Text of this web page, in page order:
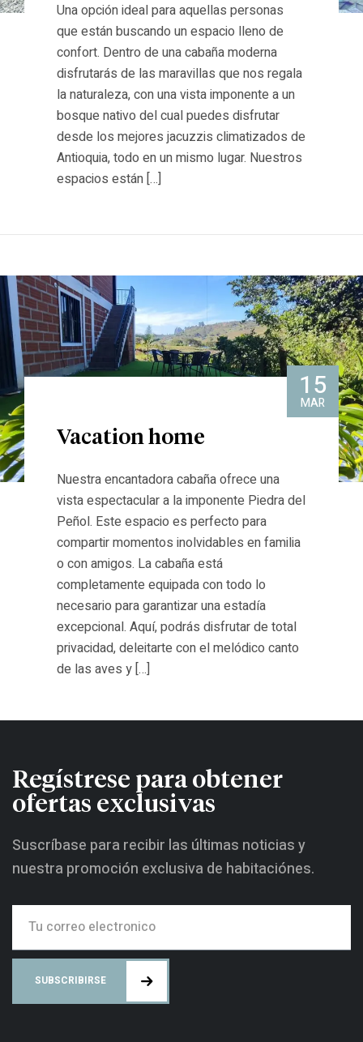
Una opción ideal para aquellas personas
que están buscando un espacio lleno de
confort. Dentro de una cabaña moderna
disfrutarás de las maravillas que nos regala
la naturaleza, con una vista imponente a un
bosque nativo del cual puedes disfrutar
desde los mejores jacuzzis climatizados de
Antioquia, todo en un mismo lugar. Nuestros
espacios están […]
15
MAR
Vacation home
Nuestra encantadora cabaña ofrece una
vista espectacular a la imponente Piedra del
Peñol. Este espacio es perfecto para
compartir momentos inolvidables en familia
o con amigos. La cabaña está
completamente equipada con todo lo
necesario para garantizar una estadía
excepcional. Aquí, podrás disfrutar de total
privacidad, deleitarte con el melódico canto
de las aves y […]
Regístrese para obtener
ofertas exclusivas
Suscríbase para recibir las últimas noticias y
nuestra promoción exclusiva de habitaciónes.
SUBSCRIBIRSE